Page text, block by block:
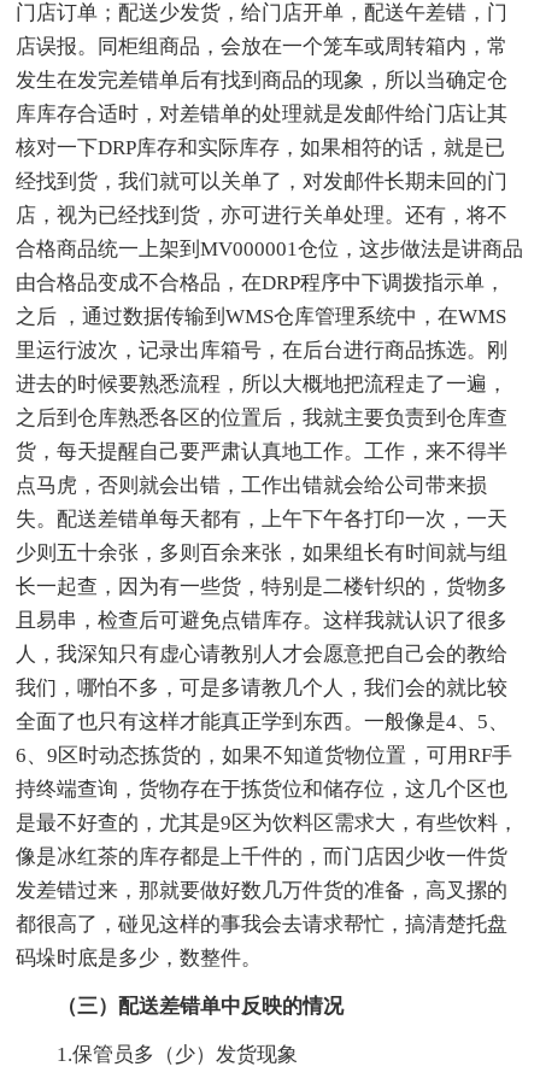
门店订单；配送少发货，给门店开单，配送午差错，门
店误报。同柜组商品，会放在一个笼车或周转箱内，常
发生在发完差错单后有找到商品的现象，所以当确定仓
库库存合适时，对差错单的处理就是发邮件给门店让其
核对一下DRP库存和实际库存，如果相符的话，就是已
经找到货，我们就可以关单了，对发邮件长期未回的门
店，视为已经找到货，亦可进行关单处理。还有，将不
合格商品统一上架到MV000001仓位，这步做法是讲商品
由合格品变成不合格品，在DRP程序中下调拨指示单，
之后 ，通过数据传输到WMS仓库管理系统中，在WMS
里运行波次，记录出库箱号，在后台进行商品拣选。刚
进去的时候要熟悉流程，所以大概地把流程走了一遍，
之后到仓库熟悉各区的位置后，我就主要负责到仓库查
货，每天提醒自己要严肃认真地工作。工作，来不得半
点马虎，否则就会出错，工作出错就会给公司带来损
失。配送差错单每天都有，上午下午各打印一次，一天
少则五十余张，多则百余来张，如果组长有时间就与组
长一起查，因为有一些货，特别是二楼针织的，货物多
且易串，检查后可避免点错库存。这样我就认识了很多
人，我深知只有虚心请教别人才会愿意把自己会的教给
我们，哪怕不多，可是多请教几个人，我们会的就比较
全面了也只有这样才能真正学到东西。一般像是4、5、
6、9区时动态拣货的，如果不知道货物位置，可用RF手
持终端查询，货物存在于拣货位和储存位，这几个区也
是最不好查的，尤其是9区为饮料区需求大，有些饮料，
像是冰红茶的库存都是上千件的，而门店因少收一件货
发差错过来，那就要做好数几万件货的准备，高叉摞的
都很高了，碰见这样的事我会去请求帮忙，搞清楚托盘
码垛时底是多少，数整件。
（三）配送差错单中反映的情况
1.保管员多（少）发货现象